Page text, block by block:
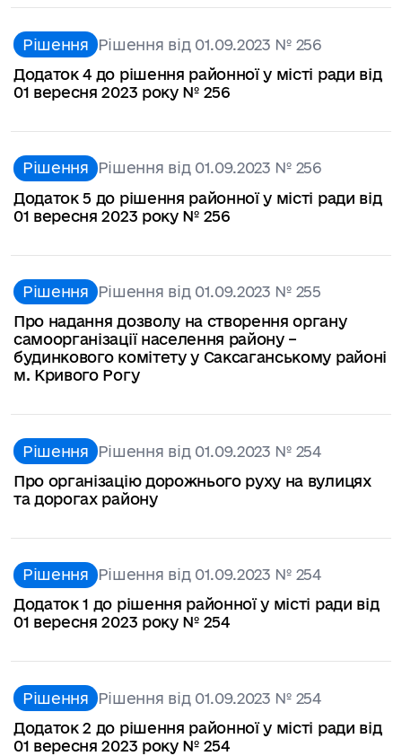
Рішення Рішення від 01.09.2023 № 256
Додаток 4 до рішення районної у місті ради від
01 вересня 2023 року № 256
Рішення Рішення від 01.09.2023 № 256
Додаток 5 до рішення районної у місті ради від
01 вересня 2023 року № 256
Рішення Рішення від 01.09.2023 № 255
Про надання дозволу на створення органу
самоорганізації населення району –
будинкового комітету у Саксаганському районі
м. Кривого Рогу
Рішення Рішення від 01.09.2023 № 254
Про організацію дорожнього руху на вулицях
та дорогах району
Рішення Рішення від 01.09.2023 № 254
Додаток 1 до рішення районної у місті ради від
01 вересня 2023 року № 254
Рішення Рішення від 01.09.2023 № 254
Додаток 2 до рішення районної у місті ради від
01 вересня 2023 року № 254